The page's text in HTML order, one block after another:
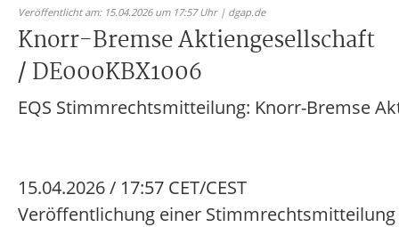
Veröffentlicht am: 15.04.2026 um 17:57 Uhr | dgap.de
Knorr-Bremse Aktiengesellschaft
/ DE000KBX1006
EQS Stimmrechtsmitteilung: Knorr-Bremse
15.04.2026 / 17:57 CET/CEST
Veröffentlichung einer